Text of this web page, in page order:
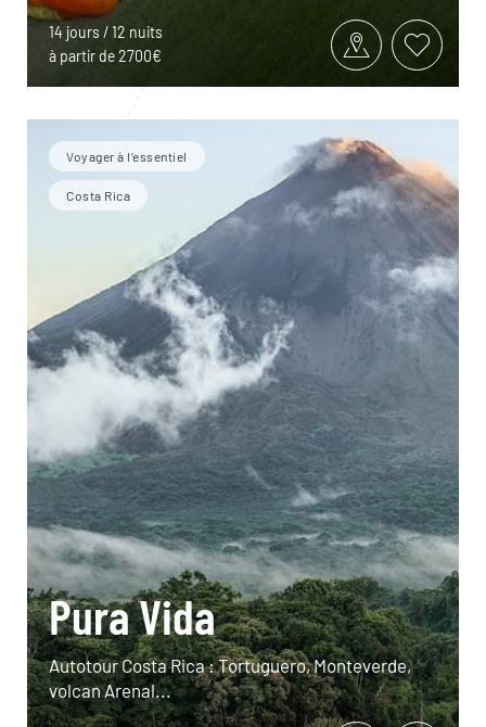
14 jours / 12 nuits
à partir de 2700€
Voyager à l’essentiel
Costa Rica
Pura Vida
Autotour Costa Rica : Tortuguero, Monteverde,
volcan Arenal...